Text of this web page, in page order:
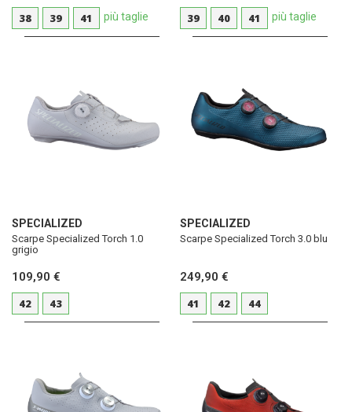
38
39 41 più taglie
39
40 41 più taglie
SPECIALIZED
Scarpe Specialized Torch 1.0
grigio
109,90 €
42
43
SPECIALIZED
Scarpe Specialized Torch 3.0 blu
249,90 €
41
42 44